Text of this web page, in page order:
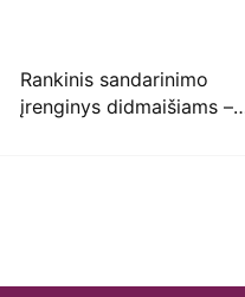
Rankinis sandarinimo
įrenginys didmaišiams –